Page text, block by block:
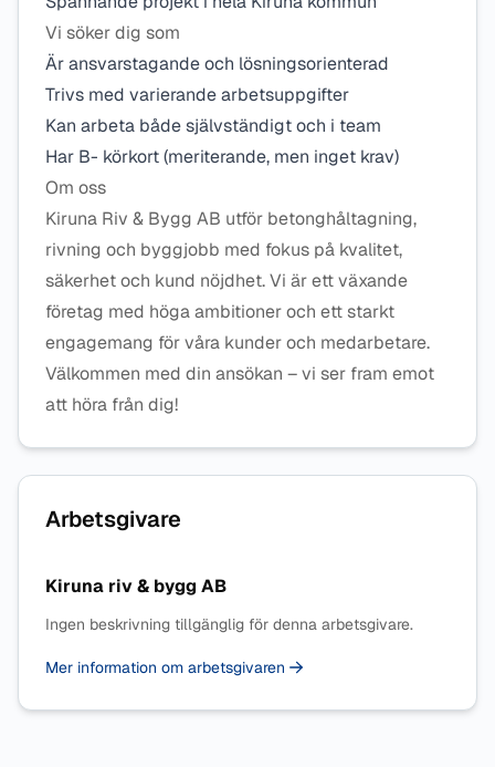
Vi söker dig som
Är ansvarstagande och lösningsorienterad
Trivs med varierande arbetsuppgifter
Kan arbeta både självständigt och i team
Har B- körkort (meriterande, men inget krav)
Om oss
Kiruna Riv & Bygg AB utför betonghåltagning,
rivning och byggjobb med fokus på kvalitet,
säkerhet och kund nöjdhet. Vi är ett växande
företag med höga ambitioner och ett starkt
engagemang för våra kunder och medarbetare.
Välkommen med din ansökan – vi ser fram emot
att höra från dig!
Arbetsgivare
Kiruna riv & bygg AB
Ingen beskrivning tillgänglig för denna arbetsgivare.
Mer information om arbetsgivaren